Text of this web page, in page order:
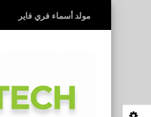
مولد أسماء فري فاير